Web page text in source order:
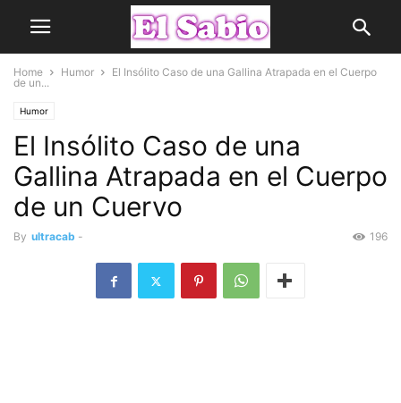
Home Humor
El Insólito Caso de una Gallina Atrapada en el Cuerpo
de un...
Humor
El Insólito Caso de una
Gallina Atrapada en el Cuerpo
de un Cuervo
By ultracab - 196